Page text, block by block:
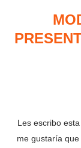
Les escribo
me gustaría